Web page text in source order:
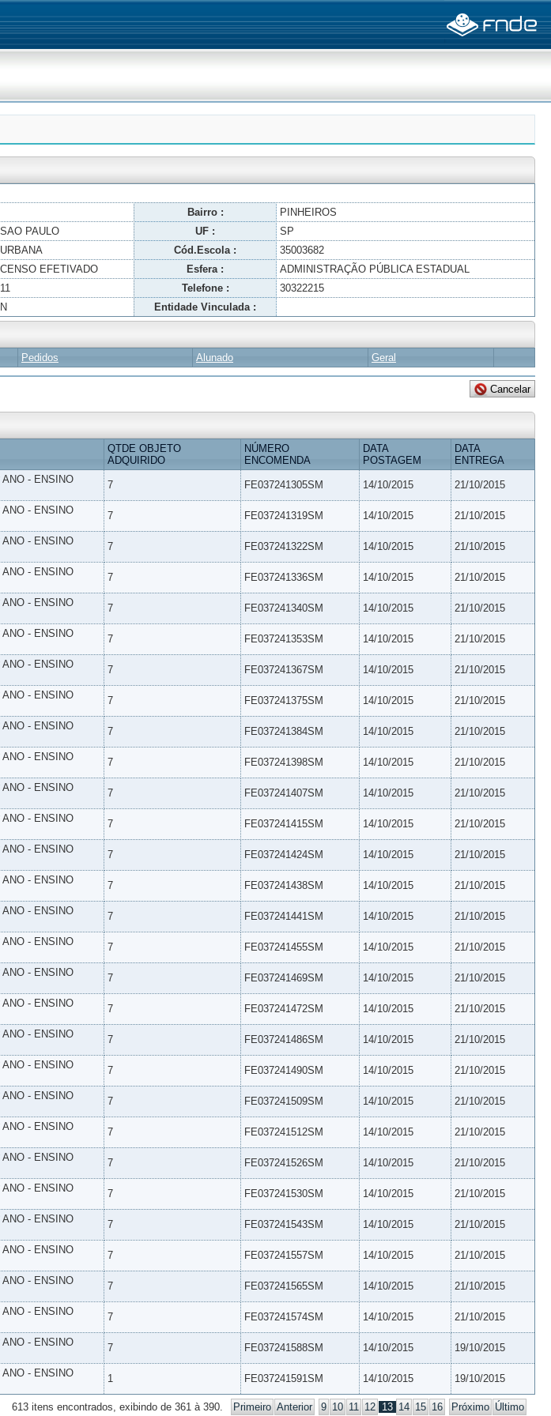
Bairro :
PINHEIROS
SAO PAULO UF :
SP
URBANA Cód.Escola :
35003682
CENSO EFETIVADO Esfera :
ADMINISTRAÇÃO PÚBLICA ESTADUAL
11 Telefone :
30322215
N Entidade Vinculada :
Pedidos Alunado Geral
QTDE OBJETO
ADQUIRIDO
NÚMERO
ENCOMENDA
DATA
POSTAGEM
DATA
ENTREGA
ANO - ENSINO
7 FE037241305SM 14/10/2015 21/10/2015
ANO - ENSINO
7 FE037241319SM 14/10/2015 21/10/2015
ANO - ENSINO
7 FE037241322SM 14/10/2015 21/10/2015
ANO - ENSINO
7 FE037241336SM 14/10/2015 21/10/2015
ANO - ENSINO
7 FE037241340SM 14/10/2015 21/10/2015
ANO - ENSINO
7 FE037241353SM 14/10/2015 21/10/2015
ANO - ENSINO
7 FE037241367SM 14/10/2015 21/10/2015
ANO - ENSINO
7 FE037241375SM 14/10/2015 21/10/2015
ANO - ENSINO
7 FE037241384SM 14/10/2015 21/10/2015
ANO - ENSINO
7 FE037241398SM 14/10/2015 21/10/2015
ANO - ENSINO
7 FE037241407SM 14/10/2015 21/10/2015
ANO - ENSINO
7 FE037241415SM 14/10/2015 21/10/2015
ANO - ENSINO
7 FE037241424SM 14/10/2015 21/10/2015
ANO - ENSINO
7 FE037241438SM 14/10/2015 21/10/2015
ANO - ENSINO
7 FE037241441SM 14/10/2015 21/10/2015
ANO - ENSINO
7 FE037241455SM 14/10/2015 21/10/2015
ANO - ENSINO
7 FE037241469SM 14/10/2015 21/10/2015
ANO - ENSINO
7 FE037241472SM 14/10/2015 21/10/2015
ANO - ENSINO
7 FE037241486SM 14/10/2015 21/10/2015
ANO - ENSINO
7 FE037241490SM 14/10/2015 21/10/2015
ANO - ENSINO
7 FE037241509SM 14/10/2015 21/10/2015
ANO - ENSINO
7 FE037241512SM 14/10/2015 21/10/2015
ANO - ENSINO
7 FE037241526SM 14/10/2015 21/10/2015
ANO - ENSINO
7 FE037241530SM 14/10/2015 21/10/2015
ANO - ENSINO
7 FE037241543SM 14/10/2015 21/10/2015
ANO - ENSINO
7 FE037241557SM 14/10/2015 21/10/2015
ANO - ENSINO
7 FE037241565SM 14/10/2015 21/10/2015
ANO - ENSINO
7 FE037241574SM 14/10/2015 21/10/2015
ANO - ENSINO
7 FE037241588SM 14/10/2015 19/10/2015
ANO - ENSINO
1 FE037241591SM 14/10/2015 19/10/2015
613 itens encontrados, exibindo de 361 à 390. Primeiro Anterior 9 10 11 12 13 14 15 16 Próximo Último